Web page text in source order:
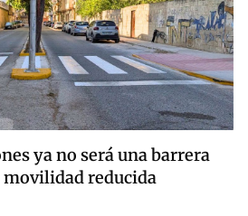
ya no será una barrera
movilidad reducida